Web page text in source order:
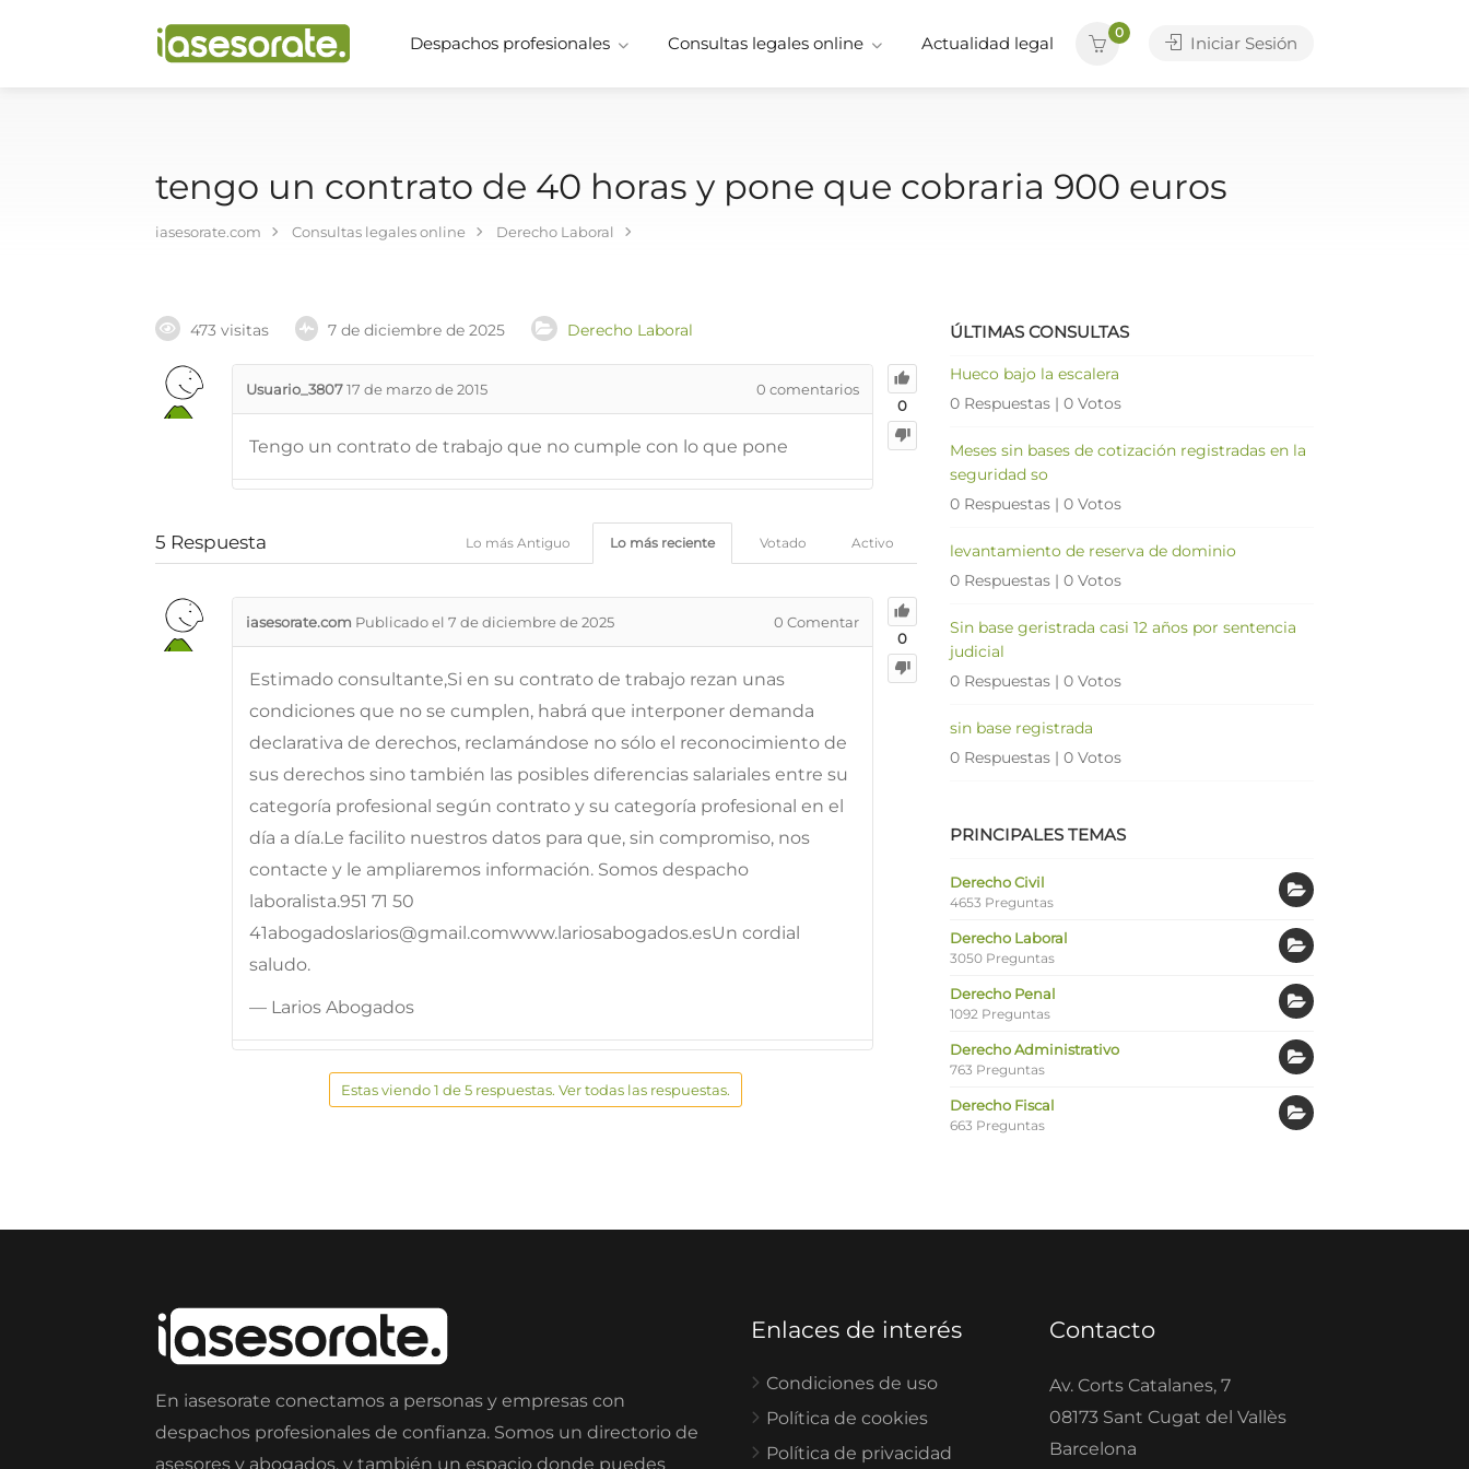
Despachos profesionales Consultas legales online Actualidad legal
0
Iniciar Sesión
tengo un contrato de 40 horas y pone que cobraria 900 euros
iasesorate.com Consultas legales online Derecho Laboral
473 visitas 7 de diciembre de 2025 Derecho Laboral
0
Usuario_380717 de marzo de 2015 0 comentarios
Tengo un contrato de trabajo que no cumple con lo que pone
5 Respuesta Activo
Votado
Lo más reciente
Lo más Antiguo
0
iasesorate.com Publicado el 7 de diciembre de 2025 0 Comentar
Estimado consultante,Si en su contrato de trabajo rezan unas
condiciones que no se cumplen, habrá que interponer demanda
declarativa de derechos, reclamándose no sólo el reconocimiento de
sus derechos sino también las posibles diferencias salariales entre su
categoría profesional según contrato y su categoría profesional en el
día a día.Le facilito nuestros datos para que, sin compromiso, nos
contacte y le ampliaremos información. Somos despacho
laboralista.951 71 50
41abogadoslarios@gmail.comwww.lariosabogados.esUn cordial
saludo.
— Larios Abogados
Estas viendo 1 de 5 respuestas. Ver todas las respuestas.
ÚLTIMAS CONSULTAS
Hueco bajo la escalera
0 Respuestas | 0 Votos
Meses sin bases de cotización registradas en la
seguridad so
0 Respuestas | 0 Votos
levantamiento de reserva de dominio
0 Respuestas | 0 Votos
Sin base geristrada casi 12 años por sentencia
judicial
0 Respuestas | 0 Votos
sin base registrada
0 Respuestas | 0 Votos
PRINCIPALES TEMAS
Derecho Civil
4653 Preguntas
Derecho Laboral
3050 Preguntas
Derecho Penal
1092 Preguntas
Derecho Administrativo
763 Preguntas
Derecho Fiscal
663 Preguntas
En iasesorate conectamos a personas y empresas con
despachos profesionales de confianza. Somos un directorio de
asesores y abogados, y también un espacio donde puedes
Enlaces de interés
Condiciones de uso
Política de cookies
Política de privacidad
Contacto
Av. Corts Catalanes, 7
08173 Sant Cugat del Vallès
Barcelona